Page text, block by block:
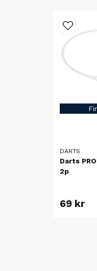
DARTS
Darts
2p
69 kr